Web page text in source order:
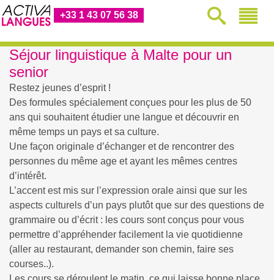
+33 1 43 07 56 38
Séjour linguistique à Malte pour un
senior
Restez jeunes d’esprit !
Des formules spécialement conçues pour les plus de 50
ans qui souhaitent étudier une langue et découvrir en
même temps un pays et sa culture.
Une façon originale d’échanger et de rencontrer des
personnes du même age et ayant les mêmes centres
d’intérêt.
L’accent est mis sur l’expression orale ainsi que sur les
aspects culturels d’un pays plutôt que sur des questions de
grammaire ou d’écrit : les cours sont conçus pour vous
permettre d’appréhender facilement la vie quotidienne
(aller au restaurant, demander son chemin, faire ses
courses..).